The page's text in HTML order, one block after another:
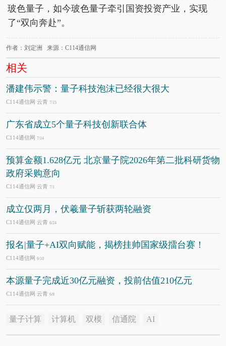
玻色量子，如今玻色量子牵引国资投资产业，实现
了“双向奔赴”。
作者：刘定洲 来源：C114通信网
相关
潘建伟示警：量子科技泡沫已经很大很大
C114通信网 云青 7/15
广东省成立5个量子科技创新联合体
C114通信网 7/14
预算金额1.628亿元 北京量子院2026年第二批科研货物
政府采购意向
C114通信网 云青 7/1
成立仅两月，伏羲量子斩获两轮融资
C114通信网 云青 6/24
报名|量子+AI双向赋能，揭榜挂帅国家级擂台赛！
C114通信网 6/10
本源量子完成近30亿元融资，投前估值210亿元
C114通信网 云青 6/8
量子计算 计算机 双模 信通院 AI